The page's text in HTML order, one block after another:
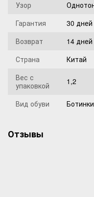
Узор
Гарантия
30 дней
Возврат
14 дней
Страна
Китай
Вес с
упаковкой
1,2
Вид обуви Ботинки
Отзывы